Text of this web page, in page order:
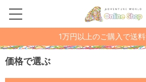
1万円以上のご購入で送料
価格で選ぶ